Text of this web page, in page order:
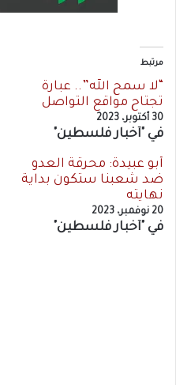
مرتبط
“لا سمح الله”.. عبارة
تجتاح مواقع التواصل
30 أكتوبر، 2023
في "أخبار فلسطين"
أبو عبيدة: محرقة العدو
ضد شعبنا ستكون بداية
نهايته
20 نوفمبر، 2023
في "أخبار فلسطين"